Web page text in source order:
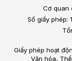
Cơ quan
Số giấy phép:
Giấy phép hoạt
Văn hóa,